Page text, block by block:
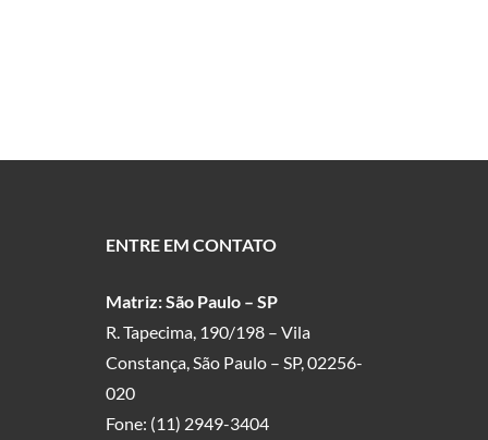
ENTRE EM CONTATO
Matriz: São Paulo – SP
R. Tapecima, 190/198 – Vila
Constança, São Paulo – SP, 02256-
020
Fone: (11) 2949-3404